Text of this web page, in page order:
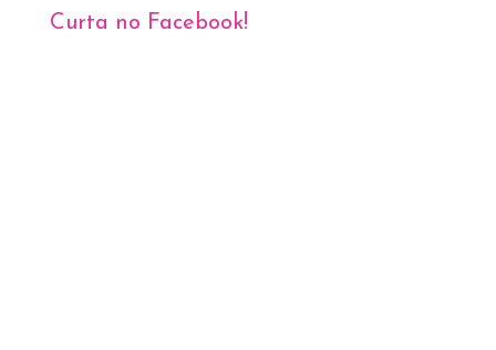
Curta no Facebook!